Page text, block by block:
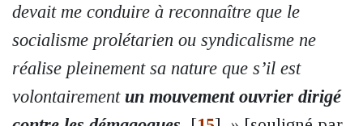
devait me conduire à reconnaître que le
socialisme prolétarien ou syndicalisme ne
réalise pleinement sa nature que s’il est
volontairement un mouvement ouvrier dirigé